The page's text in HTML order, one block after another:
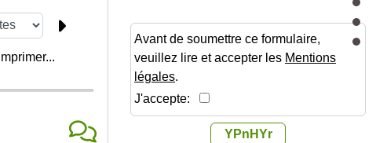
Imprimer...
Avant de soumettre ce formulaire,
veuillez lire et accepter les Mentions
légales.
J'accepte:
YPnHYr